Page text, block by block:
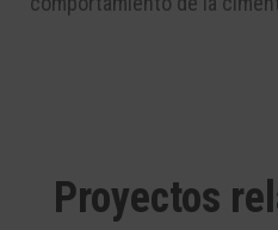
Proyectos